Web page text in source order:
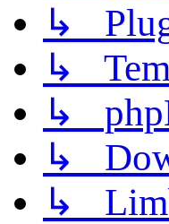
↳
↳
↳
↳
↳